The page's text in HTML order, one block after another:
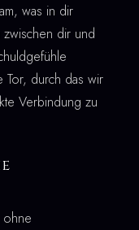
was in dir
dir und
Tor, durch das wir
Verbindung zu
ohne